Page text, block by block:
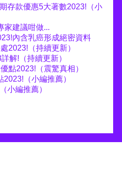
存款優惠5大著數2023!（小
家建議咁做...
內含乳癌形成絕密資料
2023!（持續更新）
解!（持續更新）
點2023!（震驚真相）
（小編推薦）
小編推薦）